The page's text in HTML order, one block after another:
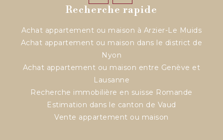
Recherche rapide
Achat appartement ou maison à Arzier-Le Muids
Achat appartement ou maison dans le district de
Nyon
Achat appartement ou maison entre Genève et
Lausanne
Recherche immobilière en suisse Romande
Estimation dans le canton de Vaud
Vente appartement ou maison